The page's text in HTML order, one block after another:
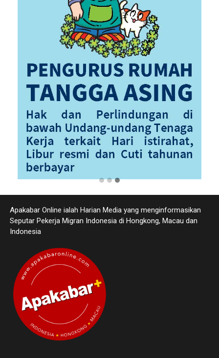
Apakabar Online ialah Harian Media yang menginformasikan
Seputar Pekerja Migran Indonesia di Hongkong, Macau dan
Indonesia